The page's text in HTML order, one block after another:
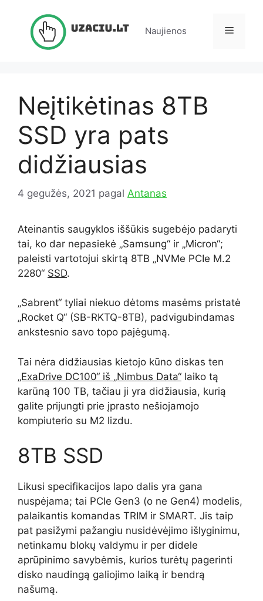
Naujienos Meniu
Neįtikėtinas 8TB
SSD yra pats
didžiausias
4 gegužės, 2021 pagal Antanas
Ateinantis saugyklos iššūkis sugebėjo padaryti
tai, ko dar nepasiekė „Samsung“ ir „Micron“;
paleisti vartotojui skirtą 8TB „NVMe PCIe M.2
2280“ SSD.
„Sabrent“ tyliai niekuo dėtoms masėms pristatė
„Rocket Q“ (SB-RKTQ-8TB), padvigubindamas
ankstesnio savo topo pajėgumą.
Tai nėra didžiausias kietojo kūno diskas ten
„ExaDrive DC100“ iš „Nimbus Data“ laiko tą
karūną 100 TB, tačiau ji yra didžiausia, kurią
galite prijungti prie įprasto nešiojamojo
kompiuterio su M2 lizdu.
8TB SSD
Likusi specifikacijos lapo dalis yra gana
nuspėjama; tai PCIe Gen3 (o ne Gen4) modelis,
palaikantis komandas TRIM ir SMART. Jis taip
pat pasižymi pažangiu nusidėvėjimo išlyginimu,
netinkamu blokų valdymu ir per didele
aprūpinimo savybėmis, kurios turėtų pagerinti
disko naudingą galiojimo laiką ir bendrą
našumą.